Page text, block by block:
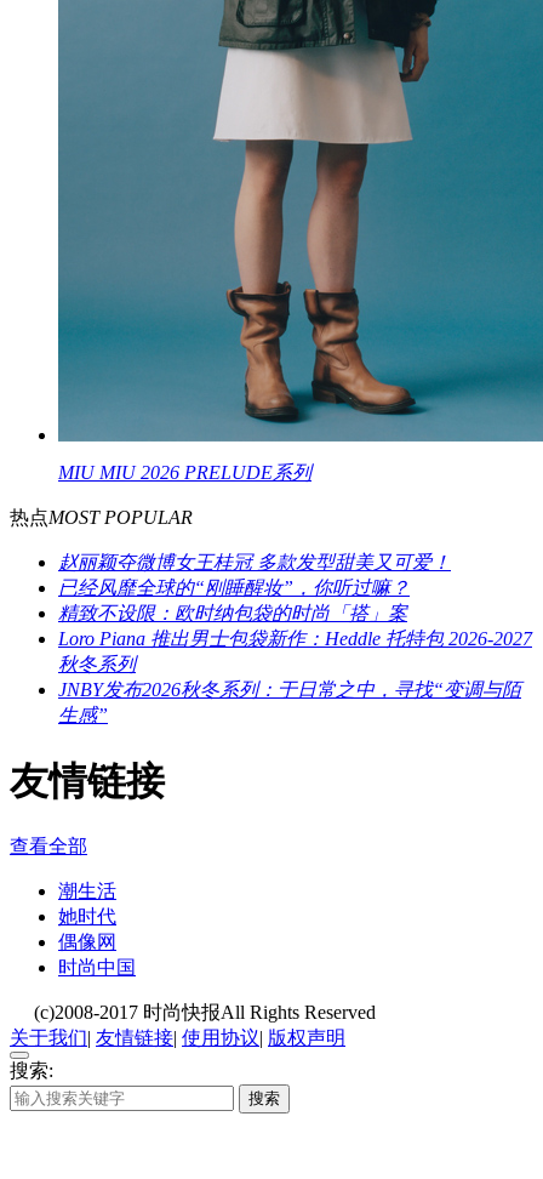
MIU MIU 2026 PRELUDE系列
热点MOST POPULAR
赵丽颖夺微博女王桂冠 多款发型甜美又可爱！
已经风靡全球的“刚睡醒妆”，你听过嘛？
精致不设限：欧时纳包袋的时尚「搭」案
Loro Piana 推出男士包袋新作：Heddle 托特包 2026-2027
秋冬系列
JNBY发布2026秋冬系列：于日常之中，寻找“变调与陌
生感”
友情链接
查看全部
潮生活
她时代
偶像网
时尚中国
(c)2008-2017 时尚快报All Rights Reserved
关于我们| 友情链接| 使用协议| 版权声明
搜索:
搜索